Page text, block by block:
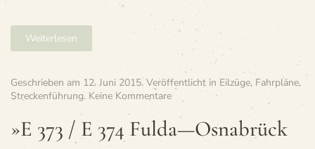
Weiterlesen
Geschrieben am 12. Juni 2015. Veröffentlicht in Eilzüge, Fahrpläne,
Streckenführung. Keine Kommentarezu
373
/
»E 373 / E 374 Fulda—Osnabrück